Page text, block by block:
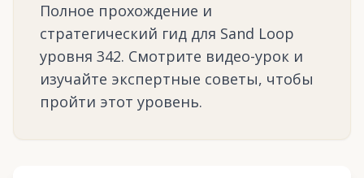
Полное прохождение и
стратегический гид для Sand Loop
уровня 342. Смотрите видео-урок и
изучайте экспертные советы, чтобы
пройти этот уровень.